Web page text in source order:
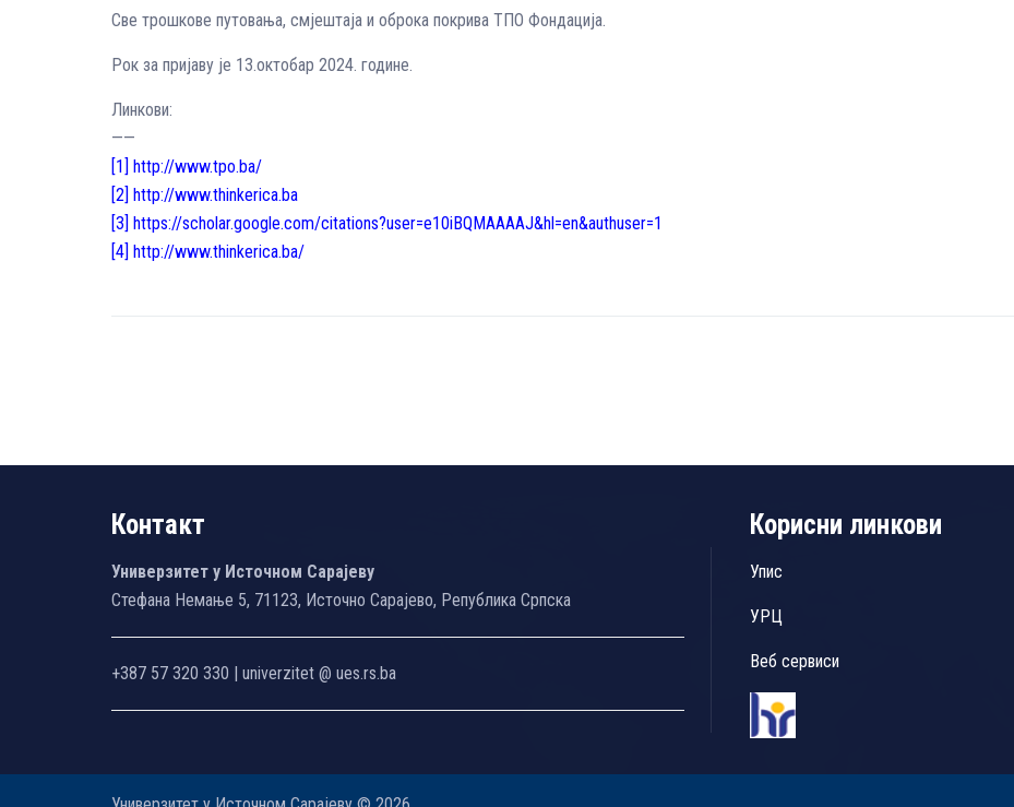
Све трошкове путовања, смјештаја и оброка покрива ТПО Фондација.
Рок за пријаву је 13.октобар 2024. године.
Линкови:
——
[1] http://www.tpo.ba/
[2] http://www.thinkerica.ba
[3] https://scholar.google.com/citations?user=e10iBQMAAAAJ&hl=en&authuser=1
[4] http://www.thinkerica.ba/
Контакт
Универзитет у Источном Сарајеву
Стефана Немање 5, 71123, Источно Сарајево, Република Српска
+387 57 320 330 | univerzitet @ ues.rs.ba
Корисни линкови
Упис
УРЦ
Веб сервиси